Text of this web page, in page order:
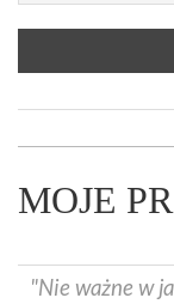
MOJE
"Nie ważne w